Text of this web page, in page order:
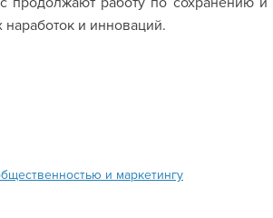
и инноваций.
и маркетингу